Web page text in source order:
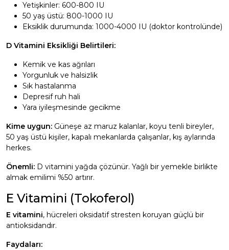
Yetişkinler: 600-800 IU
50 yaş üstü: 800-1000 IU
Eksiklik durumunda: 1000-4000 IU (doktor kontrolünde)
D Vitamini Eksikliği Belirtileri:
Kemik ve kas ağrıları
Yorgunluk ve halsizlik
Sık hastalanma
Depresif ruh hali
Yara iyileşmesinde gecikme
Kime uygun: Güneşe az maruz kalanlar, koyu tenli bireyler,
50 yaş üstü kişiler, kapalı mekanlarda çalışanlar, kış aylarında
herkes.
Önemli: D vitamini yağda çözünür. Yağlı bir yemekle birlikte
almak emilimi %50 artırır.
E Vitamini (Tokoferol)
E vitamini, hücreleri oksidatif stresten koruyan güçlü bir
antioksidandır.
Faydaları: